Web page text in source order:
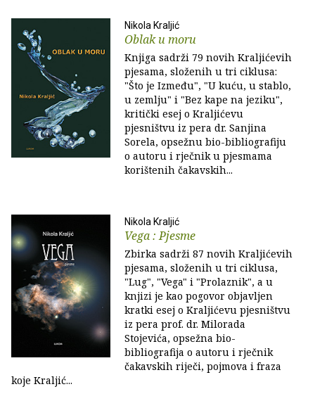
Nikola Kraljić
Oblak u moru
Knjiga sadrži 79 novih Kraljićevih
pjesama, složenih u tri ciklusa:
"Što je Između", "U kuću, u stablo,
u zemlju" i "Bez kape na jeziku",
kritički esej o Kraljićevu
pjesništvu iz pera dr. Sanjina
Sorela, opsežnu bio-bibliografiju
o autoru i rječnik u pjesmama
korištenih čakavskih...
Nikola Kraljić
Vega : Pjesme
Zbirka sadrži 87 novih Kraljićevih
pjesama, složenih u tri ciklusa,
"Lug", "Vega" i "Prolaznik", a u
knjizi je kao pogovor objavljen
kratki esej o Kraljićevu pjesništvu
iz pera prof. dr. Milorada
Stojevića, opsežna bio-
bibliografija o autoru i rječnik
čakavskih riječi, pojmova i fraza
koje Kraljić...